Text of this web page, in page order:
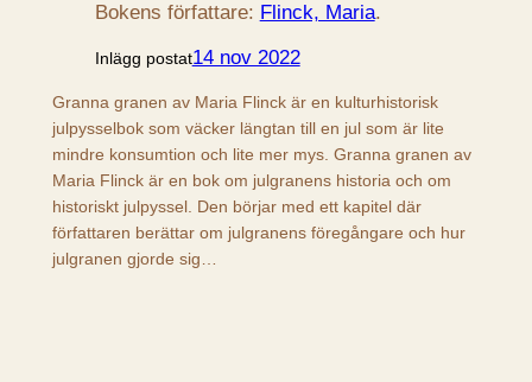
Bokens författare: Flinck, Maria.
Inlägg postat14 nov 2022
Granna granen av Maria Flinck är en kulturhistorisk
julpysselbok som väcker längtan till en jul som är lite
mindre konsumtion och lite mer mys. Granna granen av
Maria Flinck är en bok om julgranens historia och om
historiskt julpyssel. Den börjar med ett kapitel där
författaren berättar om julgranens föregångare och hur
julgranen gjorde sig…